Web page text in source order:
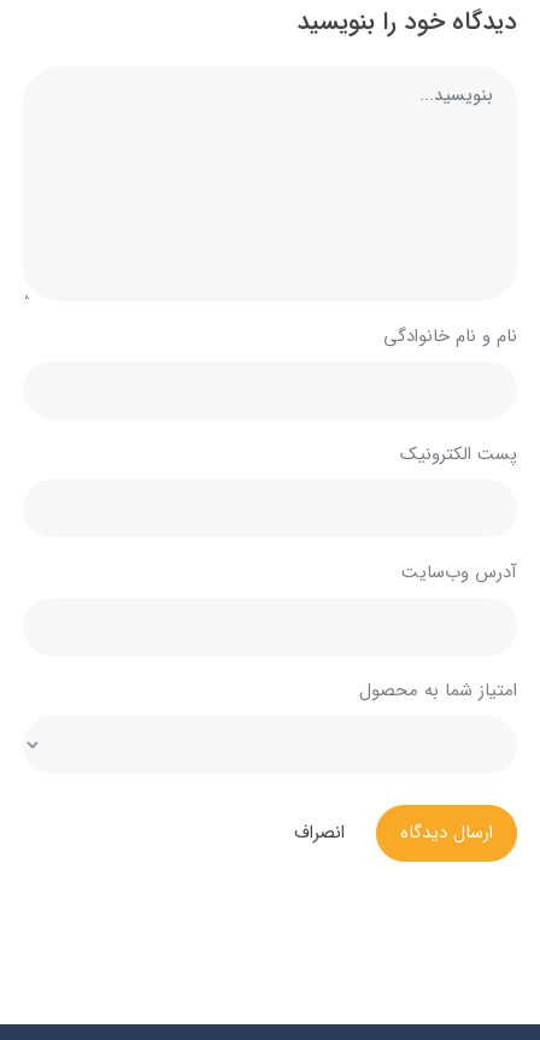
دیدگاه خود را بنویسید
نام و نام خانوادگی
پست الکترونیک
آدرس وب‌سایت
امتیاز شما به محصول
ارسال دیدگاه انصراف